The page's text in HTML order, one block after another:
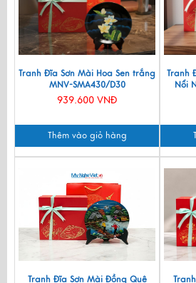
Tranh Đĩa Sơn Mài Hoa Sen trắng
MNV-SMA430/D30
939.600 VNĐ
Thêm vào giỏ hàng
Tranh
Nổi
Tranh Đĩa Sơn Mài Đồng Quê